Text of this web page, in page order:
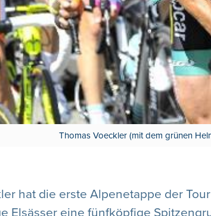
Thomas Voeckler (mit dem grünen
hat die erste Alpenetappe der
Elsässer eine fünfköpfige